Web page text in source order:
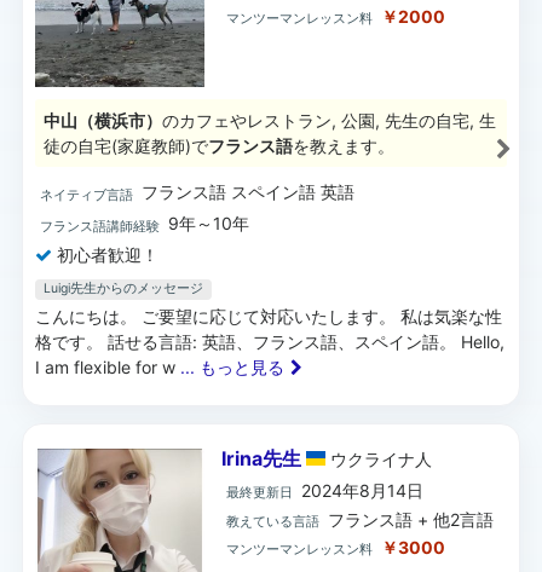
マンツーマンレッスン料 ￥2000
中山（横浜市） のカフェやレストラン, 公園, 先生の自宅, 生
徒の自宅(家庭教師)でフランス語を教えます。
ネイティブ言語 フランス語 スペイン語 英語
フランス語講師経験
9年～10年
初心者歓迎！
Luigi先生からのメッセージ
こんにちは。 ご要望に応じて対応いたします。 私は気楽な性
格です。 話せる言語: 英語、フランス語、スペイン語。 Hello,
I am flexible for w ... もっと見る
Irina先生 ウクライナ 人
最終更新日 2024年8月14日
教えている言語 フランス語 + 他2言語
マンツーマンレッスン料 ￥3000